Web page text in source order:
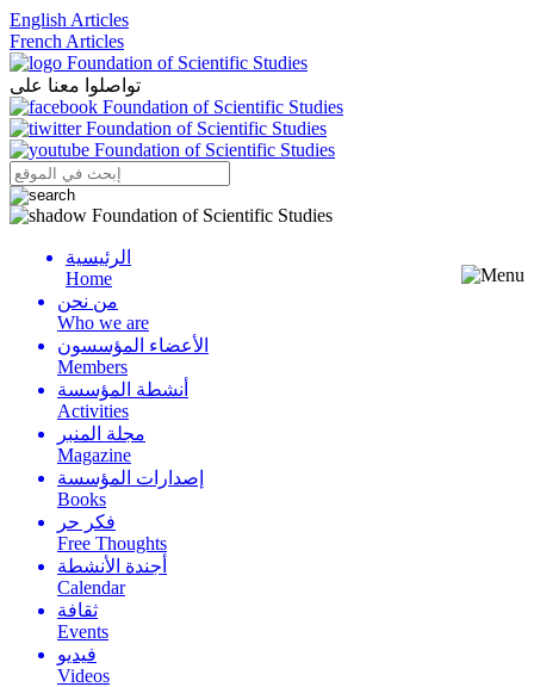
English Articles
French Articles
تواصلوا معنا على
Menu
الرئيسية
Home
من نحن
Who we are
الأعضاء المؤسسون
Members
أنشطة المؤسسة
Activities
مجلة المنبر
Magazine
إصدارات المؤسسة
Books
فكر حر
Free Thoughts
أجندة الأنشطة
Calendar
ثقافة
Events
فيديو
Videos